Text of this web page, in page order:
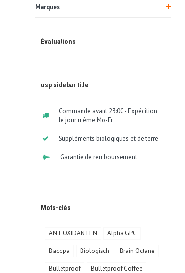
Marques
Évaluations
usp sidebar title
Commande avant 23:00 - Expédition
le jour même Mo-Fr
Suppléments biologiques et de terre
Garantie de remboursement
Mots-clés
ANTIOXIDANTEN Alpha GPC
Bacopa Biologisch Brain Octane
Bulletproof Bulletproof Coffee